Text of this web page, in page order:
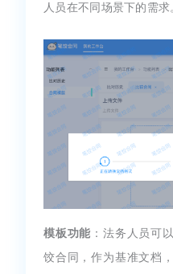
人员在不同场景下的需求
模板功能 ：法务人员可
饺合同，作为基准文档